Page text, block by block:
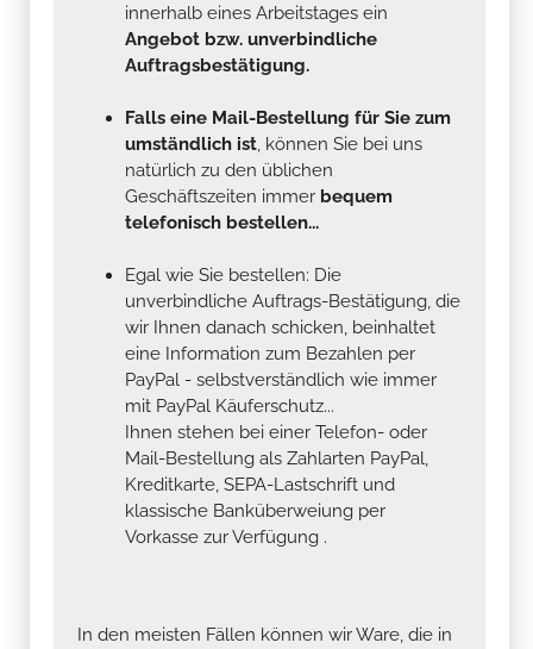
innerhalb eines Arbeitstages ein
Angebot bzw. unverbindliche
Auftragsbestätigung.
Falls eine Mail-Bestellung für Sie zum
umständlich ist, können Sie bei uns
natürlich zu den üblichen
Geschäftszeiten immer bequem
telefonisch bestellen...
Egal wie Sie bestellen: Die
unverbindliche Auftrags-Bestätigung, die
wir Ihnen danach schicken, beinhaltet
eine Information zum Bezahlen per
PayPal - selbstverständlich wie immer
mit PayPal Käuferschutz...
Ihnen stehen bei einer Telefon- oder
Mail-Bestellung als Zahlarten PayPal,
Kreditkarte, SEPA-Lastschrift und
klassische Banküberweiung per
Vorkasse zur Verfügung .
In den meisten Fällen können wir Ware, die in